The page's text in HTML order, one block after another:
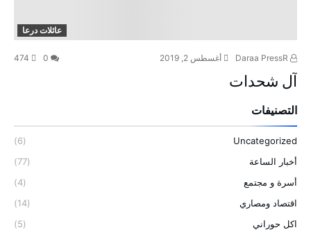
عائلات درعا
أغسطس 2, 2019 474
آل شحدات
التصنيفات
Uncategorized
(6)
أخبار الساعة
(77)
أسرة و مجتمع
(4)
اقتصاد ومصاري
(14)
اكل حوراني
(5)